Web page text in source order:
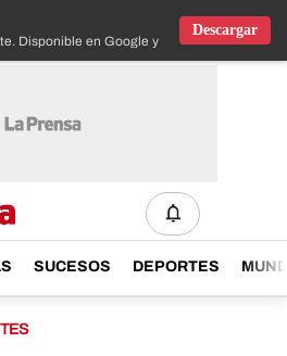
Disponible en Google y IOS
Descargar
SUCESOS DEPORTES